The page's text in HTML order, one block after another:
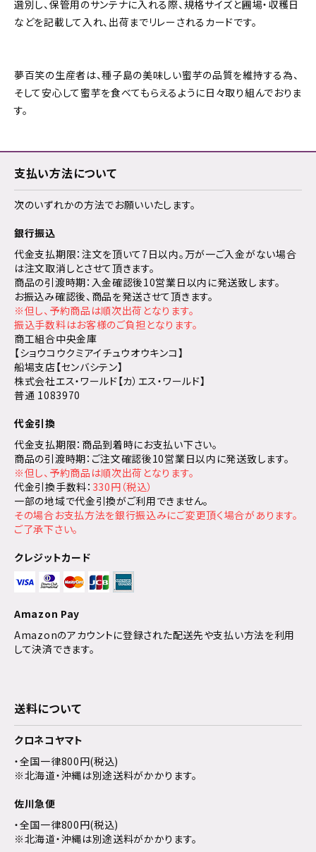
選別し、保管用のサンテナに入れる際、規格サイズと圃場・収穫日
などを記載して入れ、出荷までリレーされるカードです。
夢百笑の生産者は、種子島の美味しい蜜芋の品質を維持する為、
そして安心して蜜芋を食べてもらえるように日々取り組んでおりま
す。
支払い方法について
次のいずれかの方法でお願いいたします。
銀行振込
代金支払期限：注文を頂いて7日以内。万が一ご入金がない場合
は注文取消しとさせて頂きます。
商品の引渡時期：入金確認後10営業日以内に発送致します。
お振込み確認後、商品を発送させて頂きます。
※但し、予約商品は順次出荷となります。
振込手数料はお客様のご負担となります。
商工組合中央金庫
【ショウコウクミアイチュウオウキンコ】
船場支店【センバシテン】
株式会社エス・ワールド【カ）エス・ワールド】
普通 1083970
代金引換
代金支払期限：商品到着時にお支払い下さい。
商品の引渡時期：ご注文確認後10営業日以内に発送致します。
※但し、予約商品は順次出荷となります。
代金引換手数料： 330円（税込）
一部の地域で代金引換がご利用できません。
その場合お支払方法を銀行振込みにご変更頂く場合があります。
ご了承下さい。
クレジットカード
Amazon Pay
Amazonのアカウントに登録された配送先や支払い方法を利用
して決済できます。
送料について
クロネコヤマト
・全国一律800円(税込)
※北海道・沖縄は別途送料がかかります。
佐川急便
・全国一律800円(税込)
※北海道・沖縄は別途送料がかかります。